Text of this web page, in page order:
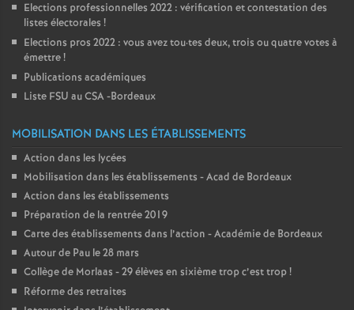
Elections professionnelles 2022 : vérification et contestation des
listes électorales !
Elections pros 2022 : vous avez tou·tes deux, trois ou quatre votes à
émettre!
Publications académiques
Liste FSU au CSA -Bordeaux
MOBILISATION DANS LES ÉTABLISSEMENTS
Action dans les lycées
Mobilisation dans les établissements - Acad de Bordeaux
Action dans les établissements
Préparation de la rentrée 2019
Carte des établissements dans l’action - Académie de Bordeaux
Autour de Pau le 28 mars
Collège de Morlaas - 29 élèves en sixième trop c’est trop!
Réforme des retraites